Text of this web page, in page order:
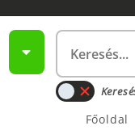
Főoldal